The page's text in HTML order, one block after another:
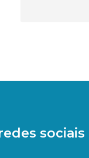
sociais